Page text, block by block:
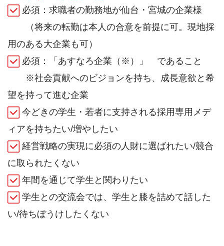
必須：求職者の勤務地が仙台・宮城の企業様
（将来の転勤は本人の合意を前提に可。現地採
用のある大企業も可）
必須：「あすなろ企業（※）」 であること
※社会貢献へのビジョンを持ち、成長意欲と希
望を持って進む企業
今どきの学生・若者に支持される採用専用メデ
ィアを持ちたい/増やしたい
経営戦略の実現に必須の人財に選ばれたい/競合
に取られたくない
年間を通じて学生と関わりたい
学生との交流会では、学生と膝を詰めて話した
い/待ちぼうけしたくない